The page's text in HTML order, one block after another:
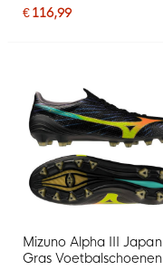
Wit Limoen Oranje
€ 116,99
Mizuno Alpha III Japan
Gras Voetbalschoenen